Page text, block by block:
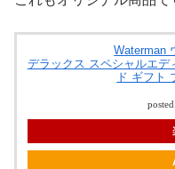
Waterman
デラックス スペシャルエ
ド ギフト